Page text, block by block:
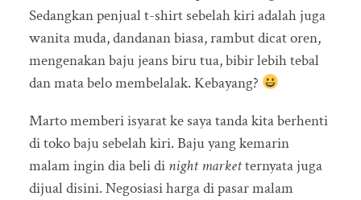
Sedangkan penjual t-shirt sebelah kiri adalah juga
wanita muda, dandanan biasa, rambut dicat oren,
mengenakan baju jeans biru tua, bibir lebih tebal
dan mata belo membelalak. Kebayang?
Marto memberi isyarat ke saya tanda kita berhenti
di toko baju sebelah kiri. Baju yang kemarin
malam ingin dia beli di night marketternyata juga
dijual disini. Negosiasi harga di pasar malam